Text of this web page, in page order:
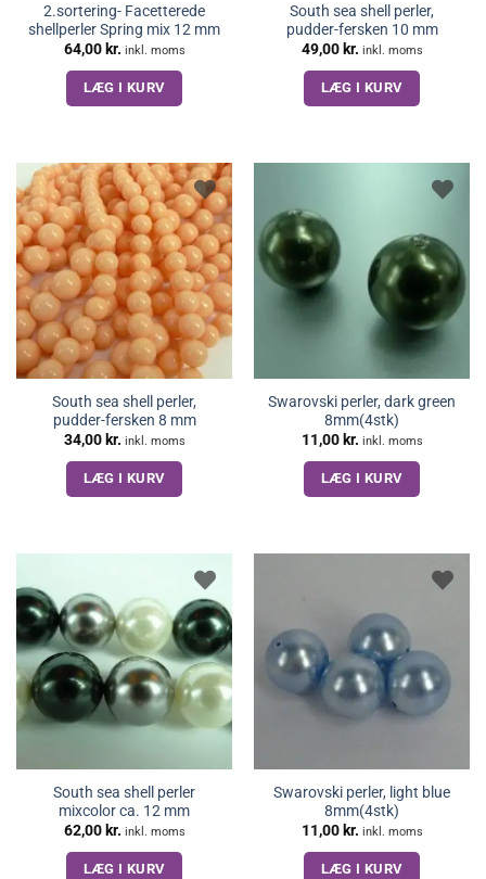
2.sortering- Facetterede
shellperler Spring mix 12 mm
64,00 kr. inkl. moms
LÆG I KURV
South sea shell perler,
pudder-fersken 10 mm
49,00 kr. inkl. moms
LÆG I KURV
South sea shell perler,
pudder-fersken 8 mm
34,00 kr. inkl. moms
LÆG I KURV
Swarovski perler, dark green
8mm(4stk)
11,00 kr. inkl. moms
LÆG I KURV
South sea shell perler
mixcolor ca. 12 mm
62,00 kr. inkl. moms
LÆG I KURV
Swarovski perler, light blue
8mm(4stk)
11,00 kr. inkl. moms
LÆG I KURV